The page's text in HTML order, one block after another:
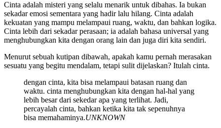
Cinta adalah misteri yang selalu menarik untuk dibahas. Ia bukan
sekadar emosi sementara yang hadir lalu hilang. Cinta adalah
kekuatan yang mampu melampaui ruang, waktu, dan bahkan logika.
Cinta lebih dari sekadar perasaan; ia adalah bahasa universal yang
menghubungkan kita dengan orang lain dan juga diri kita sendiri.
Menurut sebuah kutipan dibawah, apakah kamu pernah merasakan
sesuatu yang begitu mendalam, tetapi sulit dijelaskan? Itulah cinta.
dengan cinta, kita bisa melampaui batasan ruang dan
waktu. cinta menghubungkan kita dengan hal-hal yang
lebih besar dari sekedar apa yang terlihat. Jadi,
percayalah cinta, bahkan ketika kita tak sepenuhnya
bisa memahaminya.UNKNOWN